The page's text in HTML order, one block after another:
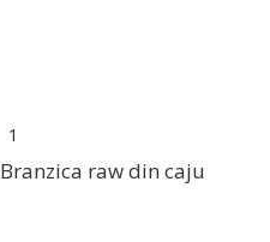
1
Branzica raw din caju